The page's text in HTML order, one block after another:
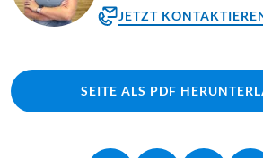
JETZT
SEITE ALS PDF